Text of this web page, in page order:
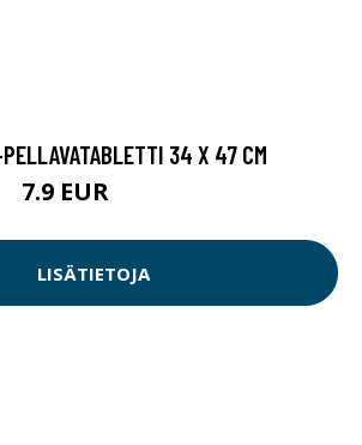
34 X 47 CM
7.9 EUR
LISÄTIETOJA